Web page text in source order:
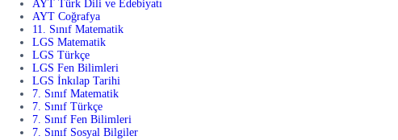
AYT Türk Dili ve Edebiyatı
AYT Coğrafya
11. Sınıf Matematik
LGS Matematik
LGS Türkçe
LGS Fen Bilimleri
LGS İnkılap Tarihi
7. Sınıf Matematik
7. Sınıf Türkçe
7. Sınıf Fen Bilimleri
7. Sınıf Sosyal Bilgiler